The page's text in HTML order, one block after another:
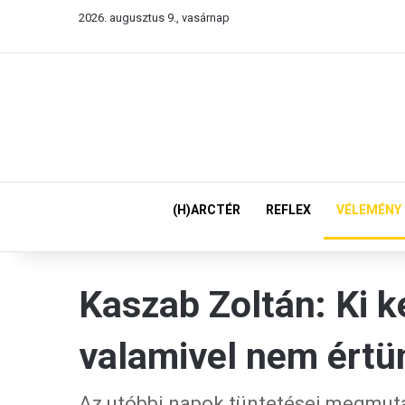
2026. augusztus 9., vasárnap
(H)ARCTÉR REFLEX VÉLEMÉNY
Kaszab Zoltán: Ki
valamivel nem